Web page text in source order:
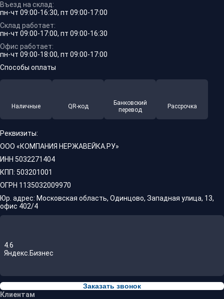
Въезд на склад:
пн-чт 09:00-16:30, пт 09:00-17:00
Склад работает:
пн-чт 09:00-17:00, пт 09:00-16:30
Офис работает:
пн-чт 09:00-18:00, пт 09:00-17:00
Способы оплаты
Наличные QR-код
Банковский
перевод
Рассрочка
Реквизиты:
ООО «КОМПАНИЯ НЕРЖАВЕЙКА.РУ»
ИНН 5032271404
КПП: 503201001
ОГРН 1135032009970
Юр. адрес: Московская область, Одинцово, Западная улица, 13,
офис 402/4
4.6
Яндекс.Бизнес
Заказать звонок
Клиентам